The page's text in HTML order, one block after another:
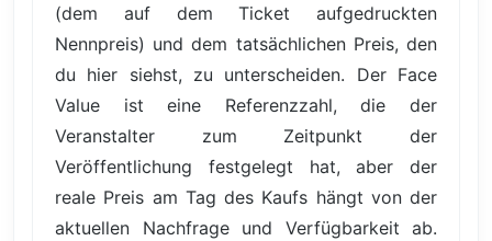
(dem auf dem Ticket aufgedruckten
Nennpreis) und dem tatsächlichen Preis, den
du hier siehst, zu unterscheiden. Der Face
Value ist eine Referenzzahl, die der
Veranstalter zum Zeitpunkt der
Veröffentlichung festgelegt hat, aber der
reale Preis am Tag des Kaufs hängt von der
aktuellen Nachfrage und Verfügbarkeit ab.